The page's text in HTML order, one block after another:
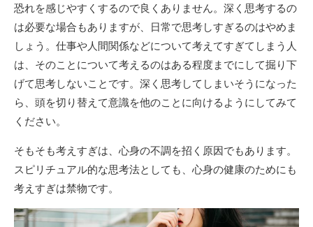
恐れを感じやすくするので良くありません。深く思考するの
は必要な場合もありますが、日常で思考しすぎるのはやめま
しょう。仕事や人間関係などについて考えてすぎてしまう人
は、そのことについて考えるのはある程度までにして掘り下
げて思考しないことです。深く思考してしまいそうになった
ら、頭を切り替えて意識を他のことに向けるようにしてみて
ください。
そもそも考えすぎは、心身の不調を招く原因でもあります。
スピリチュアル的な思考法としても、心身の健康のためにも
考えすぎは禁物です。